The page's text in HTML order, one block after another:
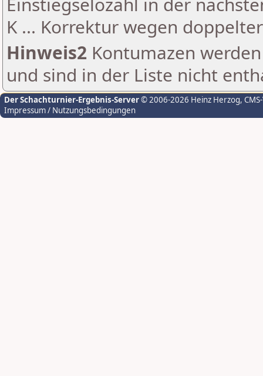
K ... Korrektur wegen
Hinweis2 Kontumazen
und sind in der Liste nicht
Der Schachturnier-Ergebnis-Server© 2006-2026 Heinz Herzog,
Impressum / Nutzungsbedingungen